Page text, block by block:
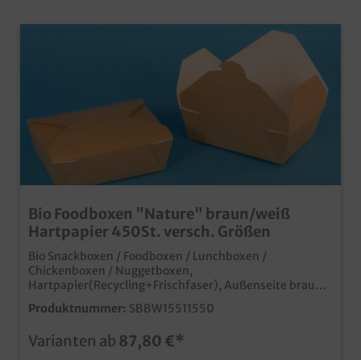
Bio Foodboxen "Nature" braun/weiß
Hartpapier 450St. versch. Größen
Bio Snackboxen / Foodboxen / Lunchboxen /
Chickenboxen / Nuggetboxen,
Hartpapier(Recycling+Frischfaser), Außenseite braun
Recyclingmaterial, Innenseite weiß Frischfaser
fettdicht, unbeschichtet, 450 Stück im Karton,
Snackboxen im modernen braunen Design
Produktnummer: SBBW15511550
Varianten ab 87,80 €*